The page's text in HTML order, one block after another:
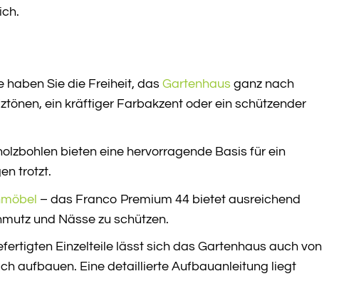
haben Sie die Freiheit, dasGartenhaus ganz nach
ein kräftiger Farbakzent oder ein schützender
bieten eine hervorragende Basis für ein
trotzt.
– das Franco Premium 44 bietet ausreichend
und Nässe zu schützen.
Einzelteile lässt sich das Gartenhaus auch von
aufbauen. Eine detaillierte Aufbauanleitung liegt